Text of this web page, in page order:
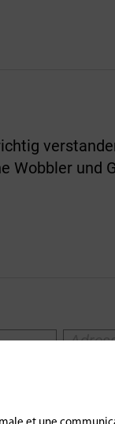
Wobbler und